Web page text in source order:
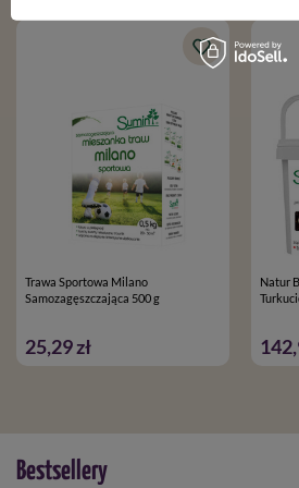
sporządzenia i przygotować
część przygotowanej wody do
ilość preparatu i uzupełnić pozostałą
wody, a następnie dokładnie
Zwalczane szkodniki
Spintor 240 SC zwalcza m.in. takie
bielinek kapustnik,
muszka plamoskrzydła,
stonka ziemniaczana - larwy,
zwójka różóweczka,
Trawa Sportowa Milano
Samozagęszczająca 500 g
25,29 zł
Natur
Bestsellery